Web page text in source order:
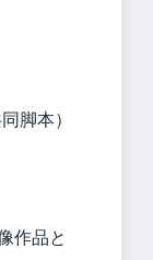
脚本）
作品と